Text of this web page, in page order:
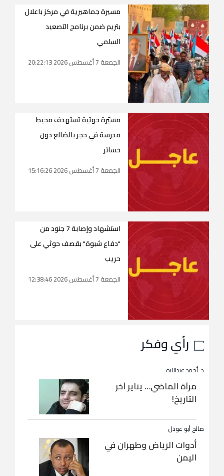
مسيرة جماهيرية في مركز باعلال
بتريم ضمن برنامج التصعيد
السلمي
الجمعة 7 أغسطس 2026 20:22:13
مسيّرة حوثية تستهدف محيط
مدرسة في حجر بالضالع دون
خسائر
الجمعة 7 أغسطس 2026 15:16:26
استشهاد وإصابة 7 جنود من
"دفاع شبوة" بقصف حوثي على
حريب
الجمعة 7 أغسطس 2026 12:38:46
رأي وفكر
د. أحمد عبداللاه
مرآة الماضي… يناير آخر
التاريخ!
صالح أبو عوذل
أدوات الرياض وطهران في
اليمن